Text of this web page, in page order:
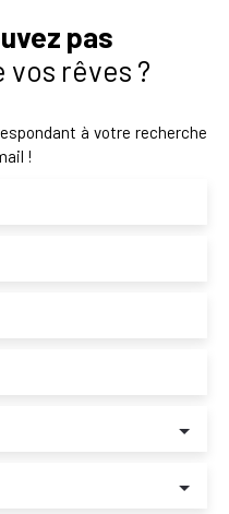
pas
rêves ?
à votre recherche
!